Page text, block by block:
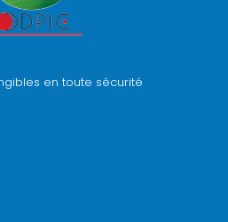
en toute sécurité